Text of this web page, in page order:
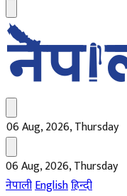
06 Aug, 2026, Thursday
06 Aug, 2026, Thursday
नेपालीEnglishहिन्दी